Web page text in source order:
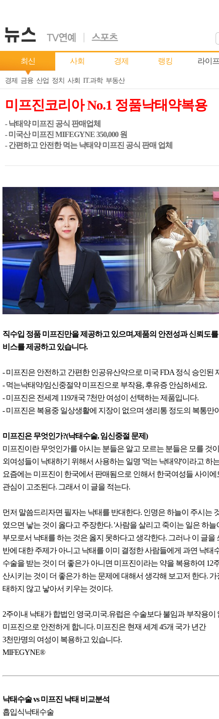
최신 사회 경제 랭킹 라이프
경제 금융 산업 정치 사회 IT.과학 부동산
미프진코리아 No.1 정품낙태약복용
- 낙태약 미프진 공식 판매업체
- 미국산 미프진 MIFEGYNE 350,000 원
- 간편하고 안전한 먹는 냑태약 미프진 공식 판매 업체
직수입 정품 미프진만을 제공하고 있으며,제품의 안전성과 신뢰도
비스를 제공하고 있습니다.
- 미프진은 안전하고 간편한 인공유산약으로 미국 FDA 정식 승인된
- 먹는낙태약/임신중절약 미프진으로 부작용, 후유증 안심하세요.
- 미프진은 전세계 119개국 7천만 여성이 선택하는 제품입니다.
- 미프진은 복용중 일상생활에 지장이 없으며 생리통 정도의 복통만
미프진은 무엇인가?(낙태수술, 임신중절 문제)
미프진이란 무엇인가를 아시는 분들은 알고 모르는 분들은 모를 것
외여성들이 낙태하기 위해서 사용하는 일명 '먹는 낙태약'이라고 하
요즘에는 미프진이 한국에서 판매됨으로 인해서 한국여성들 사이
관심이 고조된다. 그래서 이 글을 적는다.
먼저 말씀드리자면 필자는 낙태를 반대한다. 인명은 하늘이 주시는
였으면 낳는 것이 옳다고 주장한다. '사람을 살리고 죽이는 일은 하늘
부모로서 낙태를 하는 것은 옳지 못하다고 생각한다. 그러나 이 글을
반에 대한 주제가 아니고 낙태를 이미 결정한 사람들에게 과연 낙태
수술을 받는 것이 더 좋은가 아니면 미프진이라는 약을 복용하여 12
산시키는 것이 더 좋은가 하는 문제에 대해서 생각해 보고저 한다. 가
태하지 않고 낳아서 키우는 것이다.
2주이내 낙태가 합법인 영국.미국.유럽은 수술보다 불임과 부작용이
미프진으로 안전하게 합니다. 미프진은 현재 세계 45개 국가 년간
3천만명의 여성이 복용하고 있습니다.
MIFEGYNE®
낙태수술 vs 미프진 낙태 비교분석
흡입식낙태수술